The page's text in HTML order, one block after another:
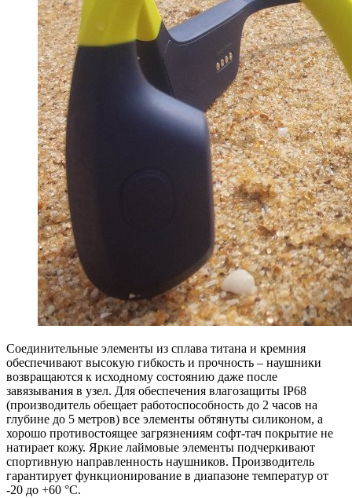
Соединительные элементы из сплава титана и кремния
обеспечивают высокую гибкость и прочность – наушники
возвращаются к исходному состоянию даже после
завязывания в узел. Для обеспечения влагозащиты IP68
(производитель обещает работоспособность до 2 часов на
глубине до 5 метров) все элементы обтянуты силиконом, а
хорошо противостоящее загрязнениям софт-тач покрытие не
натирает кожу. Яркие лаймовые элементы подчеркивают
спортивную направленность наушников. Производитель
гарантирует функционирование в диапазоне температур от
-20 до +60 °C.